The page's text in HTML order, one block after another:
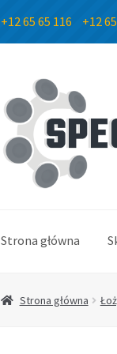
+12 65 65 116 +12
Przejdź
do
nawigacji
Przejdź
do
treści
Strona główna
Strona główna